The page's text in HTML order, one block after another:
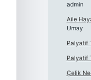
admin
Aile
Umay
Palyatif
Palyatif
Çelik